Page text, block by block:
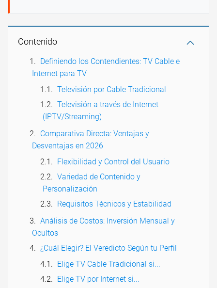
Contenido
Definiendo los Contendientes: TV Cable e
Internet para TV
Televisión por Cable Tradicional
Televisión a través de Internet
(IPTV/Streaming)
Comparativa Directa: Ventajas y
Desventajas en 2026
Flexibilidad y Control del Usuario
Variedad de Contenido y
Personalización
Requisitos Técnicos y Estabilidad
Análisis de Costos: Inversión Mensual y
Ocultos
¿Cuál Elegir? El Veredicto Según tu Perfil
Elige TV Cable Tradicional si...
Elige TV por Internet si...